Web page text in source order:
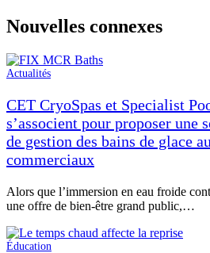
Nouvelles connexes
Actualités
CET CryoSpas et Specialist
s’associent pour proposer une
de gestion des bains de glace
commerciaux
Alors que l’immersion en eau froide
une offre de bien-être grand public,…
Éducation